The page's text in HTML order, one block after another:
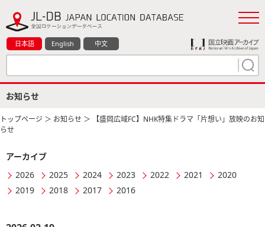
日本語 English 中文
お知らせ
トップページ ＞ お知らせ ＞ 【盛岡広域FC】NHK特集ドラマ「片想い」放映のお知
らせ
アーカイブ
2026
2025 2024 2023 2022 2021
2020
2019
2018 2017 2016